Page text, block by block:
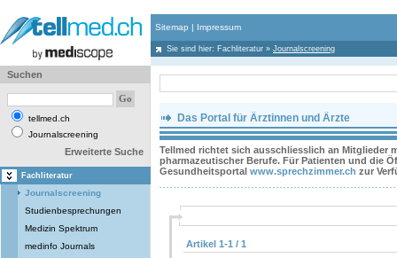
Sitemap | Impressum
Sie sind hier: Fachliteratur » Journalscreening
Suchen
tellmed.ch
Journalscreening
Erweiterte Suche
Fachliteratur
Journalscreening
Studienbesprechungen
Medizin Spektrum
medinfo Journals
Das Portal für Ärztinnen und Ärzte
Tellmed richtet sich ausschliesslich an Mitglieder
pharmazeutischer Berufe. Für Patienten und die
Gesundheitsportal www.sprechzimmer.ch zur
Artikel 1-1 / 1